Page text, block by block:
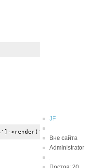
>render('bottom-a',
JF
Вне сайта
Administrator